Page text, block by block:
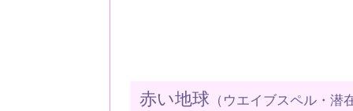
赤い地球 （ウエイブスペル・潜